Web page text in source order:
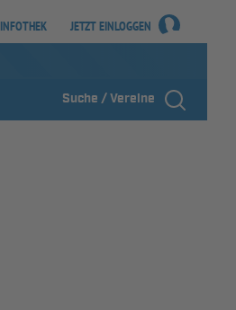
INFOTHEK JETZT EINLOGGEN
Suche / Vereine